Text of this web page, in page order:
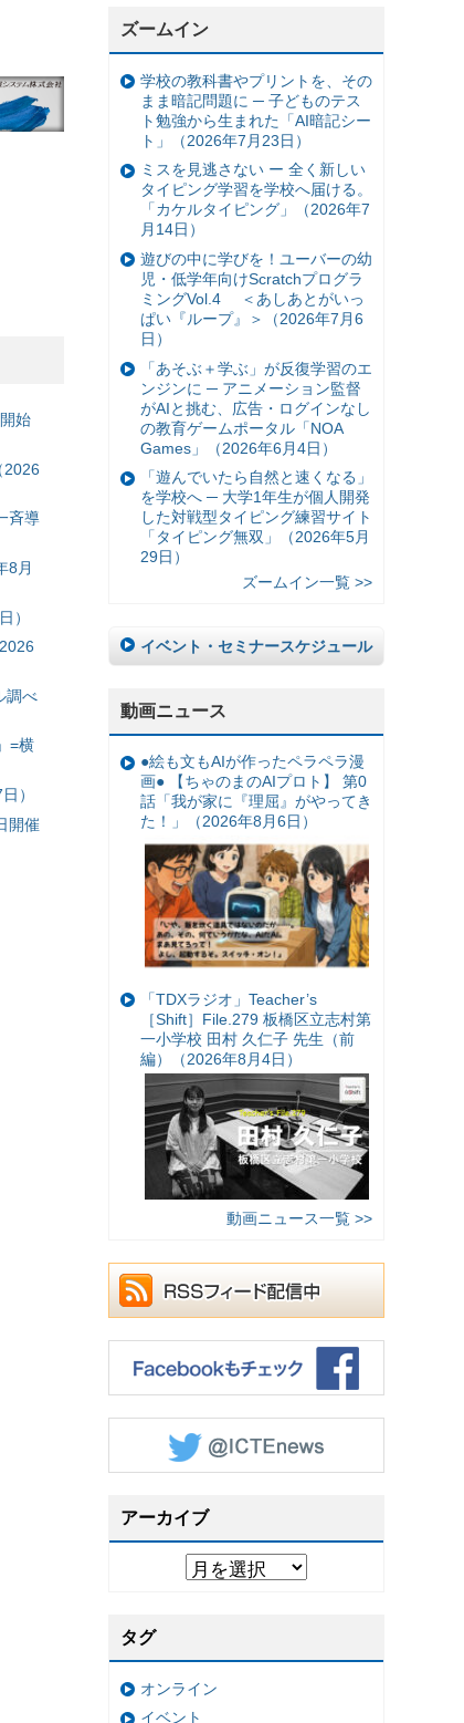
始
2026
斉導
8月
）
調べ
=横
）
開催
ズームイン
学校の教科書やプリントを、その
まま暗記問題に ─ 子どものテス
ト勉強から生まれた「AI暗記シー
ト」（2026年7月23日）
ミスを見逃さない ー 全く新しい
タイピング学習を学校へ届ける。
「カケルタイピング」（2026年7
月14日）
遊びの中に学びを！ユーバーの幼
児・低学年向けScratchプログラ
ミングVol.4 ＜あしあとがいっ
ぱい『ループ』＞（2026年7月6
日）
「あそぶ＋学ぶ」が反復学習のエ
ンジンに ─ アニメーション監督
がAIと挑む、広告・ログインなし
の教育ゲームポータル「NOA
Games」（2026年6月4日）
「遊んでいたら自然と速くなる」
を学校へ ─ 大学1年生が個人開発
した対戦型タイピング練習サイト
「タイピング無双」（2026年5月
29日）
ズームイン一覧 >>
イベント・セミナースケジュール
動画ニュース
●絵も文もAIが作ったペラペラ漫
画● 【ちゃのまのAIプロト】 第0
話「我が家に『理屈』がやってき
た！」（2026年8月6日）
「TDXラジオ」Teacher’s
［Shift］File.279 板橋区立志村第
一小学校 田村 久仁子 先生（前
編）（2026年8月4日）
動画ニュース一覧 >>
アーカイブ
タグ
オンライン
イベント